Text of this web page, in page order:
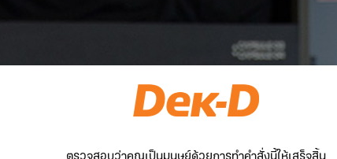
ตรวจสอบว่าคุณเป็นมนุษย์ด้วยการทำคำสั่งนี้ให้เสร็จสิ้น